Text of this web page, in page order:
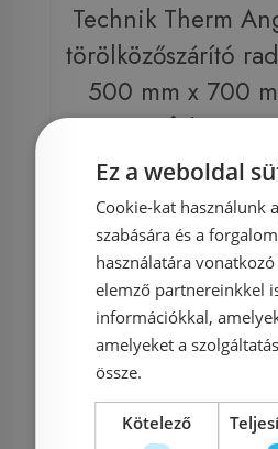
Technik Therm
törölközőszárító
500 mm x 700
egyenes, fehér
500-700
Azonosító:
Cikkszám: TTCSEA-
17 145 Ft 15 431
Ez a weboldal
Cookie-kat használunk
szabására és a
használatára
elemző partnereinkkel
információkkal,
amelyeket a
össze.
Kötelező